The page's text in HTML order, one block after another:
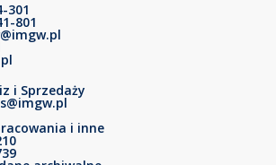
301
801
i Sprzedaży
i inne